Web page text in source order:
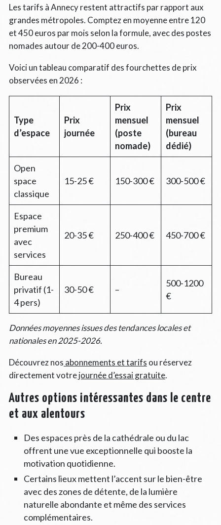
Les tarifs à Annecy restent attractifs par rapport aux
grandes métropoles. Comptez en moyenne entre 120
et 450 euros par mois selon la formule, avec des postes
nomades autour de 200-400 euros.
Voici un tableau comparatif des fourchettes de prix
observées en 2026 :
Type
d’espace
Prix
journée
Prix
mensuel
(poste
nomade)
Prix
mensuel
(bureau
dédié)
Open
space
classique
15-25 € 150-300 € 300-500 €
Espace
premium
avec
services
20-35 € 250-400 € 450-700 €
Bureau
privatif (1-
4 pers)
30-50 € –
500-1200
€
Données moyennes issues des tendances locales et
nationales en 2025-2026.
Découvrez nos abonnements et tarifs ou réservez
directement votrejournée d’essai gratuite.
Autres options intéressantes dans le centre
et aux alentours
Des espaces près de la cathédrale ou du lac
offrent une vue exceptionnelle qui booste la
motivation quotidienne.
Certains lieux mettent l’accent sur le bien-être
avec des zones de détente, de la lumière
naturelle abondante et même des services
complémentaires.